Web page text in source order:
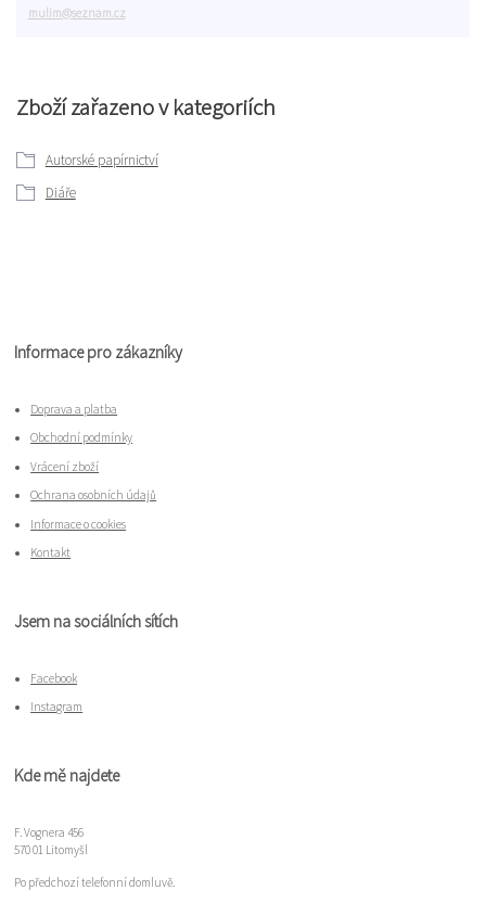
Zboží zařazeno v kategoriích
Autorské papírnictví
Diáře
mulim@seznam.cz
Informace pro zákazníky
Doprava a platba
Obchodní podmínky
Vrácení zboží
Ochrana osobních údajů
Informace o cookies
Kontakt
Jsem na sociálních sítích
Facebook
Instagram
Kde mě najdete
F. Vognera 456
570 01 Litomyšl
Po předchozí telefonní domluvě.